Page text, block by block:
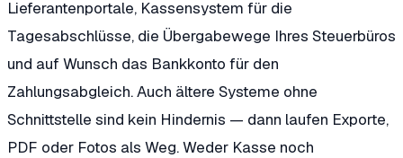
Lieferantenportale, Kassensystem für die
Tagesabschlüsse, die Übergabewege Ihres Steuerbüros
und auf Wunsch das Bankkonto für den
Zahlungsabgleich. Auch ältere Systeme ohne
Schnittstelle sind kein Hindernis — dann laufen Exporte,
PDF oder Fotos als Weg. Weder Kasse noch